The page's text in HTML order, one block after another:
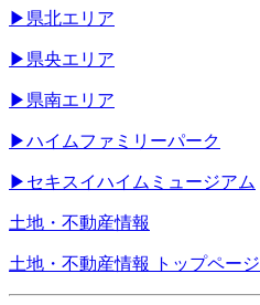
▶ 県北エリア
▶ 県央エリア
▶ 県南エリア
▶ハイムファミリーパーク
▶ セキスイハイムミュージアム
土地・不動産情報
土地・不動産情報 トップページ